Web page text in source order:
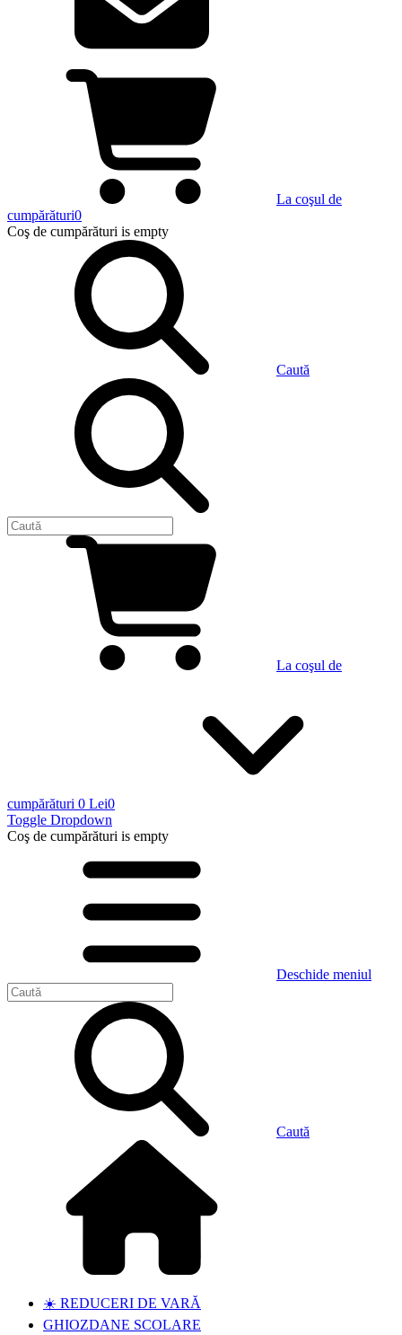
La coşul de
cumpărături0
Coş de cumpărături is empty
Caută
La coşul de
cumpărături 0 Lei0
Toggle Dropdown
Coş de cumpărături is empty
Deschide meniul
Caută
☀️ REDUCERI DE VARĂ
GHIOZDANE SCOLARE